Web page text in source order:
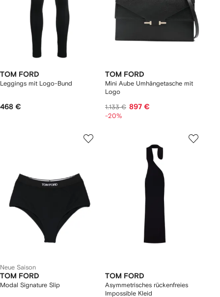
TOM FORD
Leggings mit Logo-Bund
468 €
TOM FORD
Mini Aube Umhängetasche mit
Logo
1.133 € 897 €
-20%
Neue Saison
TOM FORD
Modal Signature Slip
TOM FORD
Asymmetrisches rückenfreies
Impossible Kleid